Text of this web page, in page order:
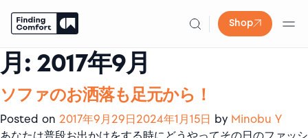
Shop
Skip
to
content
月: 2017年9月
ソファのお洒落も足元から！
Posted on 2017年9月29日2024年1月15日 by Minobu Y